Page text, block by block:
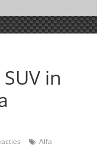
in
Alfa